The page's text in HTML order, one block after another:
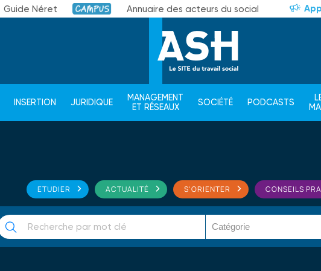
Guide Néret Campus Annuaire des acteurs du social
INSERTION JURIDIQUE
MANAGEMENT
ET RÉSEAUX
SOCIÉTÉ PODCASTS
ETUDIER ACTUALITÉ S'ORIENTER CONSEILS